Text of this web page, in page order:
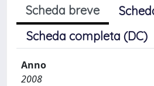
Scheda breve
Scheda completa (DC)
Anno
2008